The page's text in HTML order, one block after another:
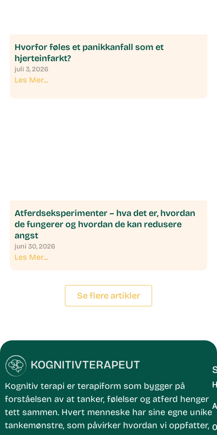
Hvorfor føles et panikkanfall som et
hjerteinfarkt?
juli 3, 2026
Les Mer...
Atferdseksperimenter – hva det er, hvordan
de fungerer og hvordan de kan redusere
angst
juni 30, 2026
Les Mer...
Se flere artikler
Kognitiv terapi er terapiform som bygger på
forståelsen av at tanker, følelser og atferd henger
tett sammen. Hvert menneske har sine egne unike
tankemønstre, som påvirker hvordan vi oppfatter,
Behandle ditt samtykke